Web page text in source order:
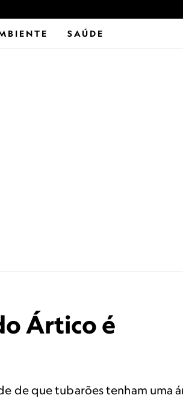
SAÚDE
Ártico é
de que tubarões tenham uma